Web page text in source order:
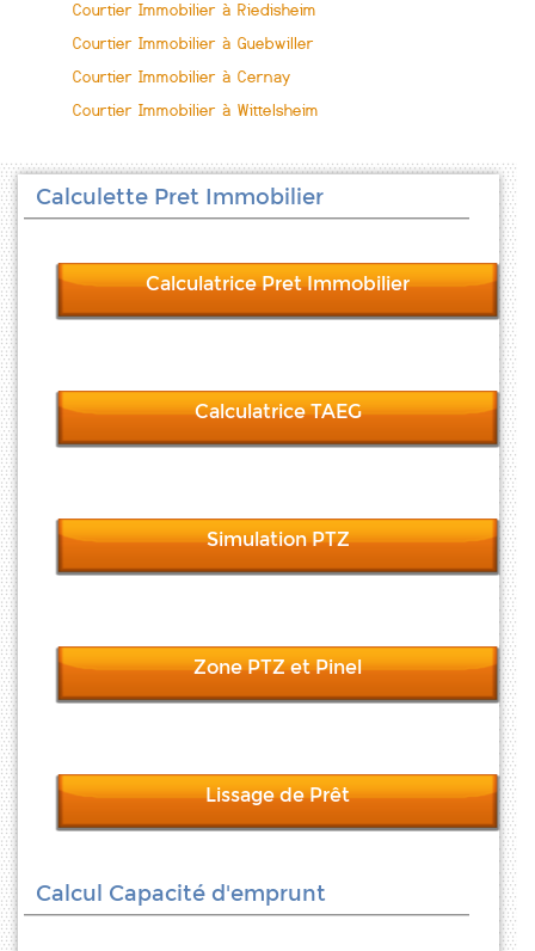
Courtier Immobilier à Riedisheim
Courtier Immobilier à Guebwiller
Courtier Immobilier à Cernay
Courtier Immobilier à Wittelsheim
Calculette Pret Immobilier
Calculatrice Pret Immobilier
Calculatrice TAEG
Simulation PTZ
Zone PTZ et Pinel
Lissage de Prêt
Calcul Capacité d'emprunt